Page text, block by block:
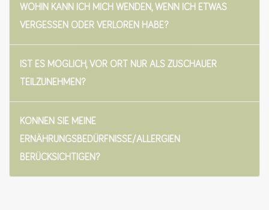
WOHIN KANN ICH MICH WENDEN, WENN ICH ETWAS
VERGESSEN ODER VERLOREN HABE?
IST ES MÖGLICH, VOR ORT NUR ALS ZUSCHAUER
TEILZUNEHMEN?
KÖNNEN SIE MEINE
ERNÄHRUNGSBEDÜRFNISSE/ALLERGIEN
BERÜCKSICHTIGEN?